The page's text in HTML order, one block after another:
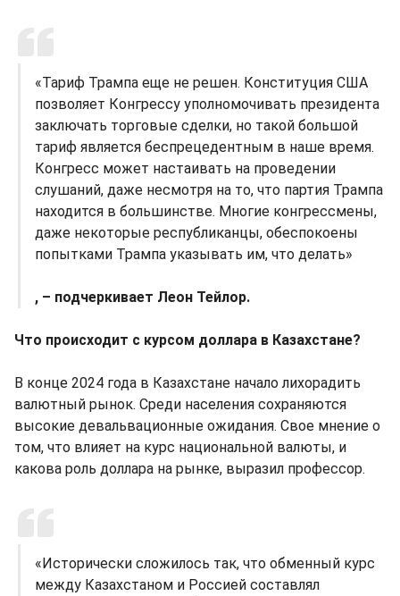
«Тариф Трампа еще не решен. Конституция США
позволяет Конгрессу уполномочивать президента
заключать торговые сделки, но такой большой
тариф является беспрецедентным в наше время.
Конгресс может настаивать на проведении
слушаний, даже несмотря на то, что партия Трампа
находится в большинстве. Многие конгрессмены,
даже некоторые республиканцы, обеспокоены
попытками Трампа указывать им, что делать»
, – подчеркивает Леон Тейлор.
Что происходит с курсом доллара в Казахстане?
В конце 2024 года в Казахстане начало лихорадить
валютный рынок. Среди населения сохраняются
высокие девальвационные ожидания. Свое мнение о
том, что влияет на курс национальной валюты, и
какова роль доллара на рынке, выразил профессор.
«Исторически сложилось так, что обменный курс
между Казахстаном и Россией составлял